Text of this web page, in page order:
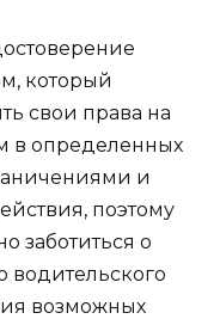
который
свои права на
в определенных
и
поэтому
заботиться о
водительского
возможных